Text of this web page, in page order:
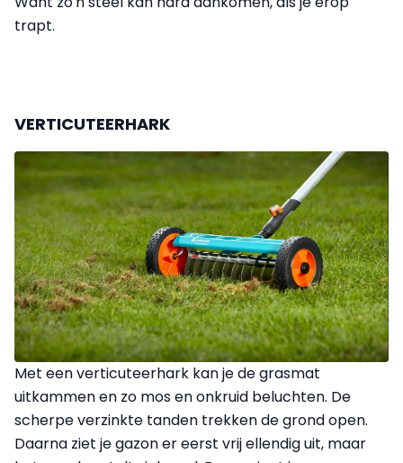
trapt.
VERTICUTEERHARK
Met een verticuteerhark kan je de grasmat
uitkammen en zo mos en onkruid beluchten. De
scherpe verzinkte tanden trekken de grond open.
Daarna ziet je gazon er eerst vrij ellendig uit, maar